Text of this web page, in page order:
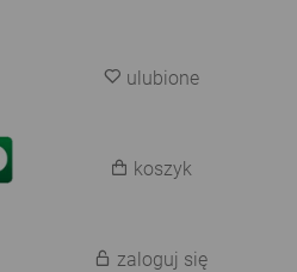
ulubione
koszyk
zaloguj się